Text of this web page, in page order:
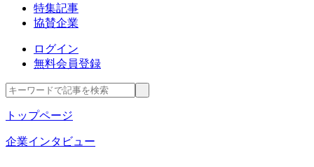
特集記事
協賛企業
ログイン
無料会員登録
トップページ
企業インタビュー